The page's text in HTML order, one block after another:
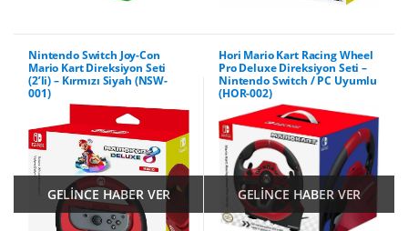
Nintendo Switch Joy-Con
Mario Kart Direksiyon Seti
(2’li) – Kırmızı Siyah (NSW-
001)
GELİNCE HABER VER
Hori Mario Kart Racing Wheel
Pro Deluxe Direksiyon Seti –
Nintendo Switch / PC Uyumlu
(HOR-002)
GELİNCE HABER VER